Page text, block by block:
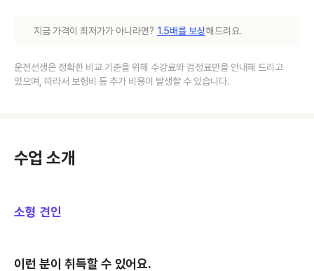
지금 가격이 최저가가 아니라면? 1.5배를 보상해드려요.
운전선생은 정확한 비교 기준을 위해 수강료와 검정료만을 안내해 드리고
있으며, 따라서 보험비 등 추가 비용이 발생할 수 있습니다.
수업 소개
소형 견인
이런 분이 취득할 수 있어요.